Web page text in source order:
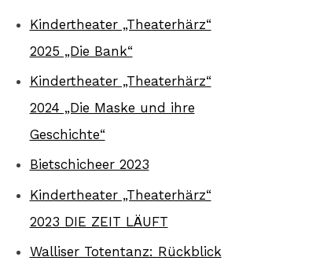
Kindertheater „Theaterhärz“
2025 „Die Bank“
Kindertheater „Theaterhärz“
2024 „Die Maske und ihre
Geschichte“
Bietschicheer 2023
Kindertheater „Theaterhärz“
2023 DIE ZEIT LÄUFT
Walliser Totentanz: Rückblick